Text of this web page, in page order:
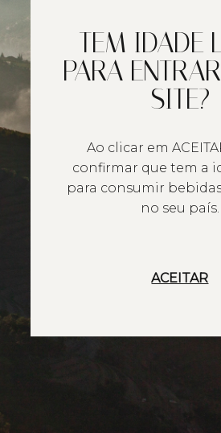
TEM IDADE
PARA
SITE?
Ao clicar em
confirmar que tem a
para consumir
no seu país.
ACEITAR